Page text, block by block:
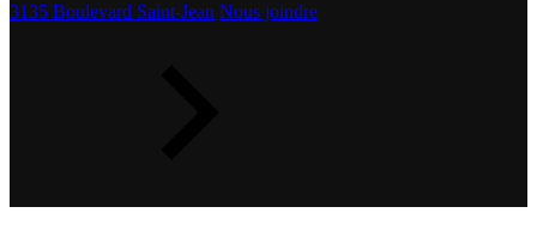
3135 Boulevard Saint-Jean Nous joindre